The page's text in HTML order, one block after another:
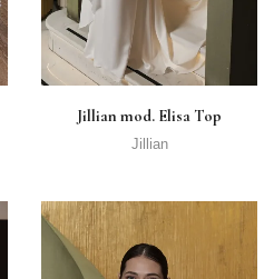
Jillian mod. Elisa Top
Jillian